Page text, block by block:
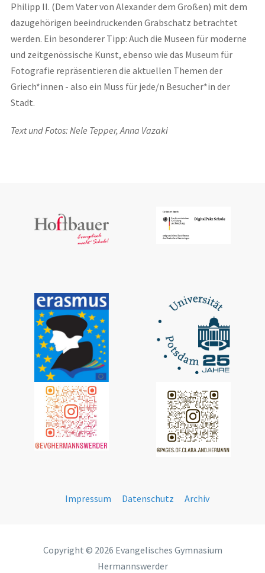
Philipp II. (Dem Vater von Alexander dem Großen) mit dem
dazugehörigen beeindruckenden Grabschatz betrachtet
werden. Ein besonderer Tipp: Auch die Museen für moderne
und zeitgenössische Kunst, ebenso wie das Museum für
Fotografie repräsentieren die aktuellen Themen der
Griech*innen - also ein Muss für jede/n Besucher*in der
Stadt.
Text und Fotos: Nele Tepper, Anna Vazaki
Impressum Datenschutz Archiv
Copyright © 2026 Evangelisches Gymnasium
Hermannswerder